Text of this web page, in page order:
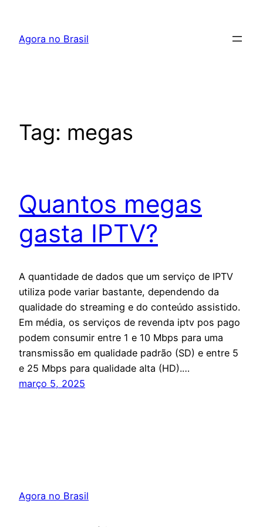
Agora no Brasil
Tag: megas
Quantos megas
gasta IPTV?
A quantidade de dados que um serviço de IPTV
utiliza pode variar bastante, dependendo da
qualidade do streaming e do conteúdo assistido.
Em média, os serviços de revenda iptv pos pago
podem consumir entre 1 e 10 Mbps para uma
transmissão em qualidade padrão (SD) e entre 5
e 25 Mbps para qualidade alta (HD).…
março 5, 2025
Agora no Brasil